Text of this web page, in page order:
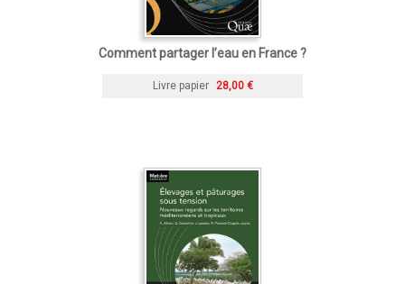
Comment partager l’eau en France ?
Livre papier 28,00 €